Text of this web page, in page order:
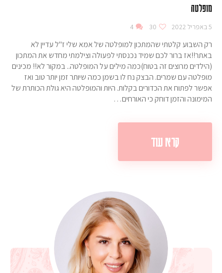
מופלטה
5 באפריל 2022 30
4
רק השבוע קלטתי שהמתכון למופלטה של אמא שלי ז"ל עדיין לא
באתר!!אז ברור לכם שמיד נכנסתי לפעולה וצילמתי מחדש את המתכון
(הילדים מרוצים זה בטוח)כמה מילים על המופלטה.. במקור לא!! מכינים
מופלטה עם שמרים. הבצק נח לו בשמן כמה שיותר זמן יותר טוב ואז
אפשר לפתוח את הכדורים בקלות. היות והמופלטה היא גולת הכותרת של
המימונה והזמן דוחק כי האורחים…
קרא עוד